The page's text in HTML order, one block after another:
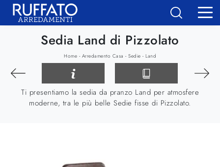
Sedia Land di Pizzolato
Home - Arredamento Casa - Sedie - Land
Ti presentiamo la sedia da pranzo Land per atmosfere
moderne, tra le più belle Sedie fisse di Pizzolato.